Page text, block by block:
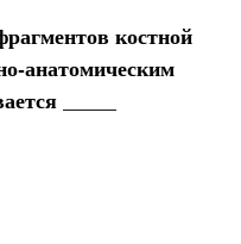
костной
анатомическим
_____